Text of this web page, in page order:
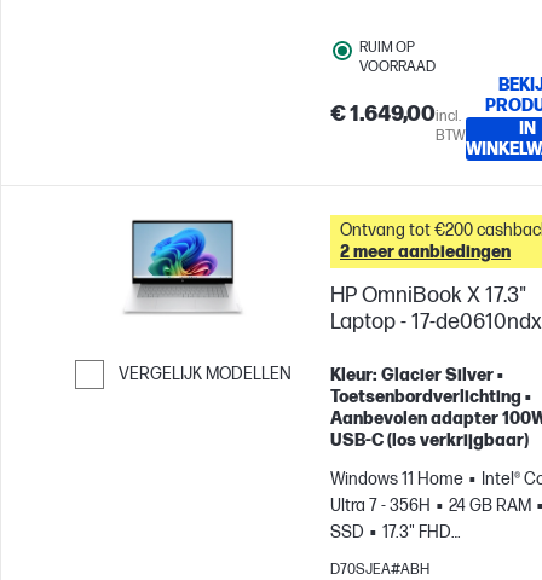
RUIM OP
VOORRAAD
€ 1.649,00incl.
BTW
IN
VERGELIJK MODELLEN
Ga verder naar vergelijken
Ontvang tot €200
2 meer aanbiedingen
HP OmniBook X 17.3"
Laptop - 17-de0610ndx
Kleur: Glacier Silver •
Toetsenbordverlichting •
Aanbevolen adapter
USB-C (los verkrijgbaar)
Windows 11 Home
Intel®
Ultra 7 - 356H
24 GB RAM
SSD
17.3" FHD
Touchscreen
D70SJEA#ABH